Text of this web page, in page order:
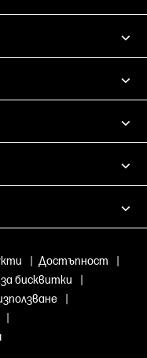
Достъпност
бисквитки